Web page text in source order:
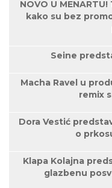
NOVO U
kako su bez
Seine
Macha Ravel u
remix
Dora Vestić
o
Klapa Kolajna
glazbenu